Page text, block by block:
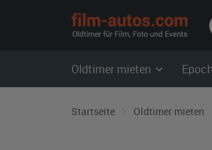
Oldtimer mieten
Startseite Oldtimer mieten